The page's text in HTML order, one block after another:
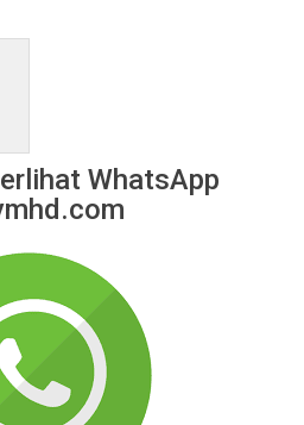
WhatsApp